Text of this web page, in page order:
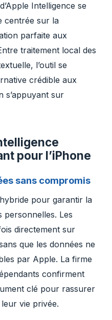
Intelligence se
centrée sur la
parfaite aux
traitement local des
l’outil se
crédible aux
s’appuyant sur
pour l’iPhone
sans compromis
pour garantir la
personnelles. Les
directement sur
que les données ne
par Apple. La firme
confirment
clé pour rassurer
vie privée.